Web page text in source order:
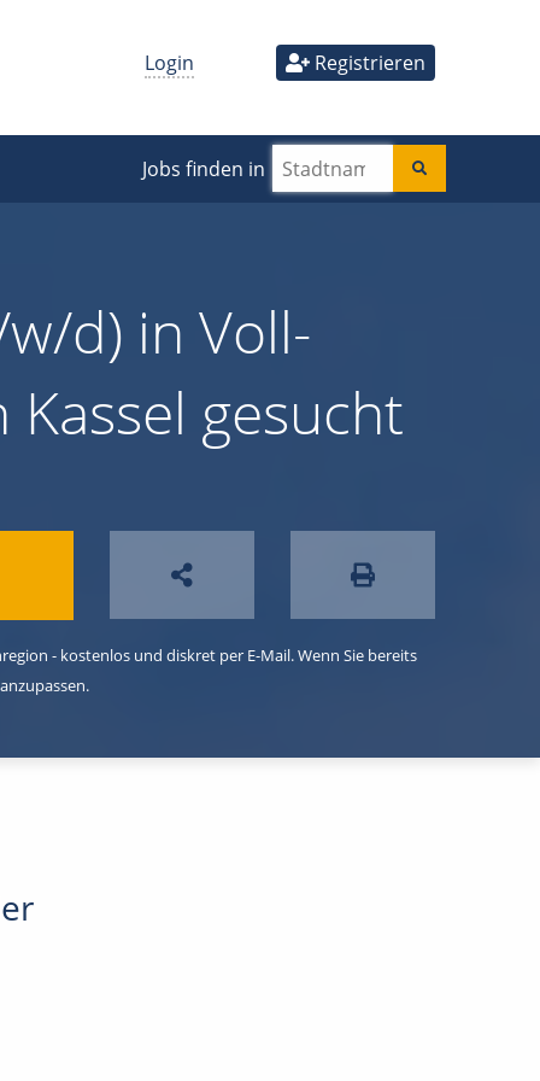
Login Registrieren
Jobs finden in
d) in Voll-
gesucht
- kostenlos und diskret per E-Mail. Wenn Sie bereits